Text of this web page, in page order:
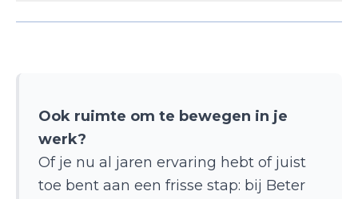
Ook ruimte om te bewegen in je
werk?
Of je nu al jaren ervaring hebt of juist
toe bent aan een frisse stap: bij Beter